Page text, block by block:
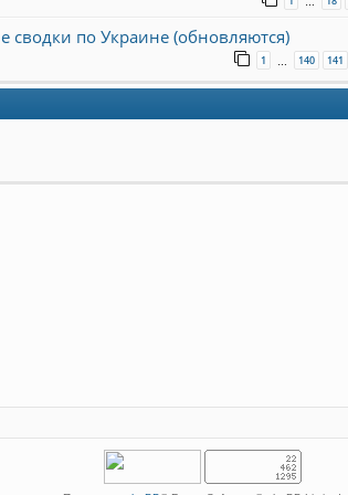
…
сводки по Украине (обновляются)
1 … 140 141